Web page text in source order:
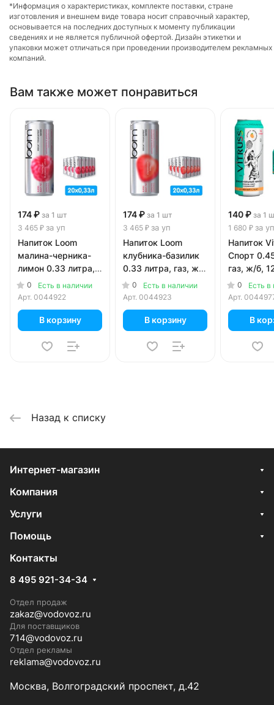
*Информация о характеристиках, комплекте поставки, стране
изготовления и внешнем виде товара носит справочный характер,
основывается на последних доступных к моменту публикации
сведениях и не является публичной офертой. Дизайн этикетки и
упаковки может отличаться при проведении производителем рекламных
компаний.
Вам также может понравиться
174 ₽ за 1 шт
3 465 ₽ за уп
Напиток Loom
малина-черника-
лимон 0.33 литра,
газ, ж/б, 20 шт. в
уп.
0
Есть в наличии
Арт. 0044922
В корзину
174 ₽ за 1 шт
3 465 ₽ за уп
Напиток Loom
клубника-базилик
0.33 литра, газ, ж/
б, 20 шт. в уп.
0
Есть в наличии
Арт. 0044923
В корзину
140 ₽ за 1
1 680 ₽ за уп
Напиток
Спорт
газ, ж/б,
уп.0
Есть в
Арт.
В
Назад к списку
Интернет-магазин
Компания
Услуги
Помощь
Контакты
8 495 921-34-34
Отдел продаж
zakaz@vodovoz.ru
Для поставщиков
714@vodovoz.ru
Отдел рекламы
reklama@vodovoz.ru
Москва, Волгоградский проспект, д.42